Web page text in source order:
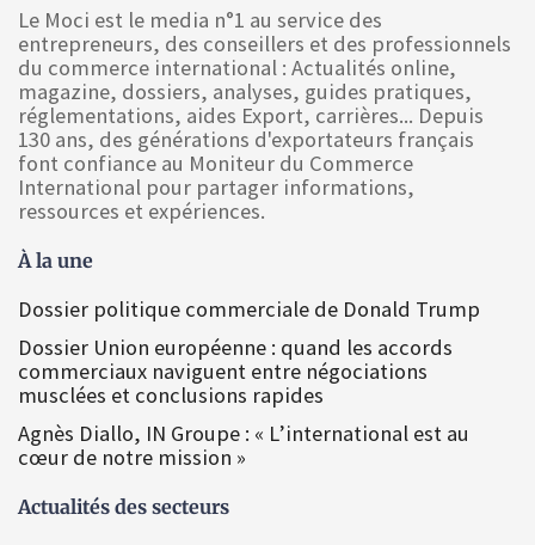
Le Moci est le media n°1 au service des
entrepreneurs, des conseillers et des professionnels
du commerce international : Actualités online,
magazine, dossiers, analyses, guides pratiques,
réglementations, aides Export, carrières... Depuis
130 ans, des générations d'exportateurs français
font confiance au Moniteur du Commerce
International pour partager informations,
ressources et expériences.
À la une
Dossier politique commerciale de Donald Trump
Dossier Union européenne : quand les accords
commerciaux naviguent entre négociations
musclées et conclusions rapides
Agnès Diallo, IN Groupe : « L’international est au
cœur de notre mission »
Actualités des secteurs